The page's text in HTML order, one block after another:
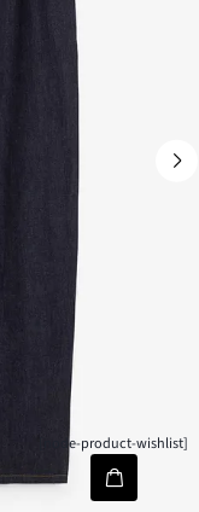
[node-product-wishlist]